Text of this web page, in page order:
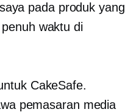
pada produk yang
waktu di
CakeSafe.
pemasaran media